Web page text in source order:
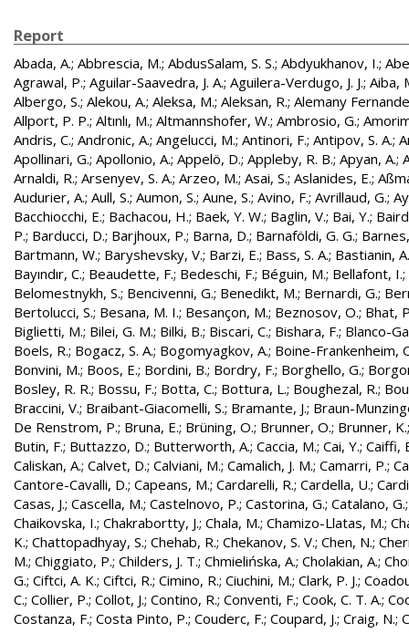
Report
Abada, A.; Abbrescia, M.; AbdusSalam, S. S.; Abdyukhanov, I.;
Agrawal, P.; Aguilar-Saavedra, J. A.; Aguilera-Verdugo, J. J.; Aiba,
Albergo, S.; Alekou, A.; Aleksa, M.; Aleksan, R.; Alemany
Allport, P. P.; Altınlı, M.; Altmannshofer, W.; Ambrosio, G.;
Andris, C.; Andronic, A.; Angelucci, M.; Antinori, F.; Antipov, S. A.;
Apollinari, G.; Apollonio, A.; Appelö, D.; Appleby, R. B.; Apyan, A.;
Arnaldi, R.; Arsenyev, S. A.; Arzeo, M.; Asai, S.; Aslanides, E.;
Audurier, A.; Aull, S.; Aumon, S.; Aune, S.; Avino, F.; Avrillaud, G.;
Bacchiocchi, E.; Bachacou, H.; Baek, Y. W.; Baglin, V.; Bai, Y.;
P.; Barducci, D.; Barjhoux, P.; Barna, D.; Barnaföldi, G. G.;
Bartmann, W.; Baryshevsky, V.; Barzi, E.; Bass, S. A.; Bastianin, A.
Bayındır, C.; Beaudette, F.; Bedeschi, F.; Béguin, M.; Bellafont, I.;
Belomestnykh, S.; Bencivenni, G.; Benedikt, M.; Bernardi, G.;
Bertolucci, S.; Besana, M. I.; Besançon, M.; Beznosov, O.; Bhat,
Biglietti, M.; Bilei, G. M.; Bilki, B.; Biscari, C.; Bishara, F.; Blanco-
Boels, R.; Bogacz, S. A.; Bogomyagkov, A.; Boine-Frankenheim,
Bonvini, M.; Boos, E.; Bordini, B.; Bordry, F.; Borghello, G.;
Bosley, R. R.; Bossu, F.; Botta, C.; Bottura, L.; Boughezal, R.;
Braccini, V.; Braibant-Giacomelli, S.; Bramante, J.; Braun-
De Renstrom, P.; Bruna, E.; Brüning, O.; Brunner, O.; Brunner, K.
Butin, F.; Buttazzo, D.; Butterworth, A.; Caccia, M.; Cai, Y.; Caiffi,
Caliskan, A.; Calvet, D.; Calviani, M.; Camalich, J. M.; Camarri, P.;
Cantore-Cavalli, D.; Capeans, M.; Cardarelli, R.; Cardella, U.;
Casas, J.; Cascella, M.; Castelnovo, P.; Castorina, G.; Catalano, G.
Chaikovska, I.; Chakrabortty, J.; Chala, M.; Chamizo-Llatas, M.;
K.; Chattopadhyay, S.; Chehab, R.; Chekanov, S. V.; Chen, N.;
M.; Chiggiato, P.; Childers, J. T.; Chmielińska, A.; Cholakian, A.;
G.; Ciftci, A. K.; Ciftci, R.; Cimino, R.; Ciuchini, M.; Clark, P. J.;
C.; Collier, P.; Collot, J.; Contino, R.; Conventi, F.; Cook, C. T. A.;
Costanza, F.; Costa Pinto, P.; Couderc, F.; Coupard, J.; Craig, N.;